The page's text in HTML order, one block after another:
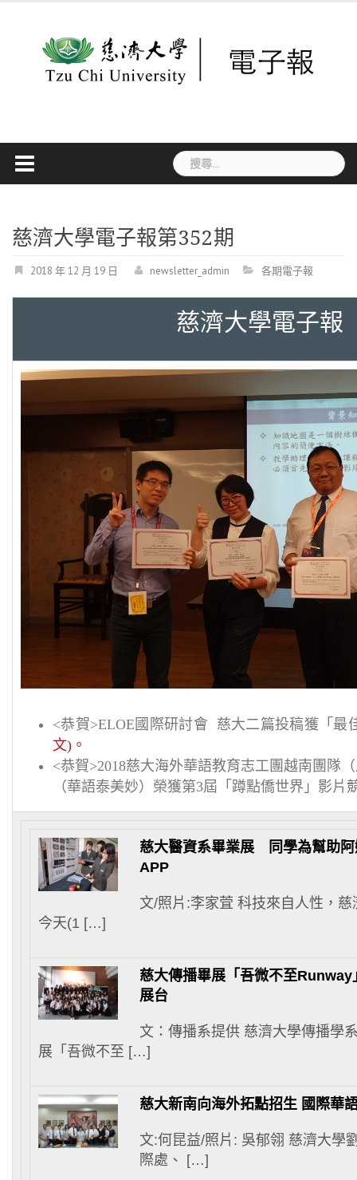
搜
尋
字:
慈濟大學電子報第352期
2018 年 12 月 19 日 newsletter_admin 各期電子報
慈濟大學電子報
<恭賀>ELOE國際研討會 慈大二篇投稿獲「最
文) 。
<恭賀>2018慈大海外華語教育志工團越南團隊
（華語泰美妙）榮獲第3屆「蹲點僑世界」影片
慈大醫資系畢業展 同學為幫助阿
APP
文/照片:李家萓 科技來自人性，
今天(1 […]
慈大傳播畢展「吾微不至Runway
展台
文：傳播系提供 慈濟大學傳播學
展「吾微不至 […]
慈大新南向海外拓點招生 國際華
文:何昆益/照片: 吳郁翎 慈濟大學
際處、 […]